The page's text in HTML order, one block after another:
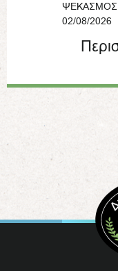
ΨΕΚΑΣΜΟΣ
02/08/2026